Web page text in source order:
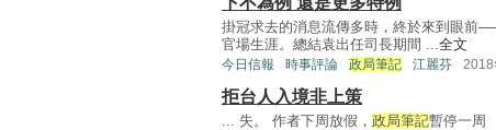
掛冠求去的消息流傳多時，終於來到眼前
官場生涯。總結袁出任司長期間 ...全文
今日信報 時事評論 政局筆記 江麗芬 2018
拒台人入境非上策
... 失。 作者下周放假， 政局筆記暫停一